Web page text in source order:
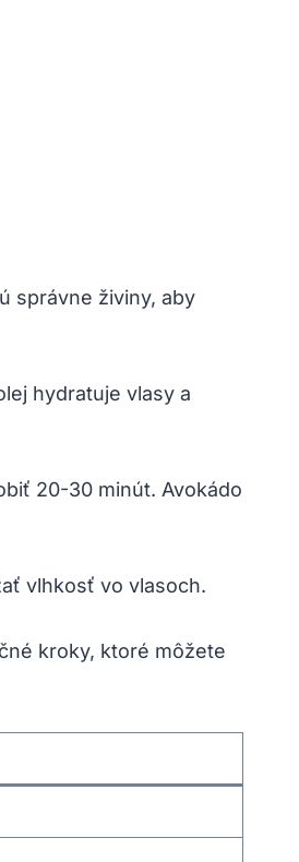
správne živiny, aby
hydratuje vlasy a
20-30 minút. Avokádo
vlhkosť vo vlasoch.
kroky, ktoré môžete